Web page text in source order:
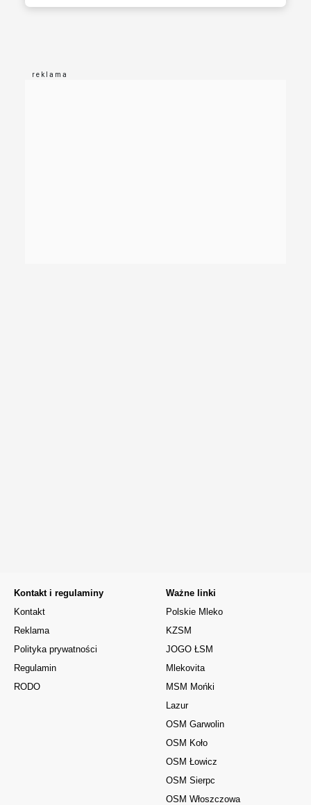
Kontakt i regulaminy
Kontakt
Reklama
Polityka prywatności
Regulamin
RODO
Ważne linki
Polskie Mleko
KZSM
JOGO ŁSM
Mlekovita
MSM Mońki
Lazur
OSM Garwolin
OSM Koło
OSM Łowicz
OSM Sierpc
OSM Włoszczowa